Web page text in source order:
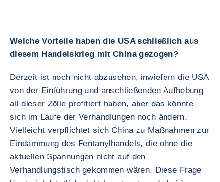
Welche Vorteile haben die USA schließlich aus
diesem Handelskrieg mit China gezogen?
Derzeit ist noch nicht abzusehen, inwiefern die USA
von der Einführung und anschließenden Aufhebung
all dieser Zölle profitiert haben, aber das könnte
sich im Laufe der Verhandlungen noch ändern.
Vielleicht verpflichtet sich China zu Maßnahmen zur
Eindämmung des Fentanylhandels, die ohne die
aktuellen Spannungen nicht auf den
Verhandlungstisch gekommen wären. Diese Frage